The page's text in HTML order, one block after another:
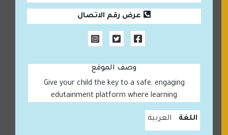
عرض رقم الاتصال
وصف الموقع
Give your child the key to a safe, engaging
edutainment platform where learning
اللغة العربية